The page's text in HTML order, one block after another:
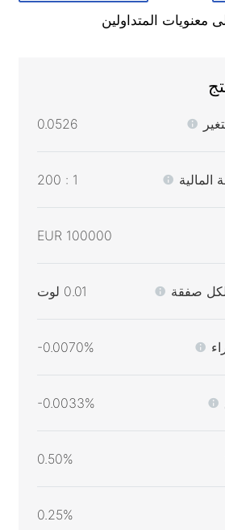
معنويات المتداولين
0.0526
المالية 1 : 200
100000 EUR
لكل صفقة 0.01 لوت
-0.0070%
-0.0033%
0.50%
0.25%